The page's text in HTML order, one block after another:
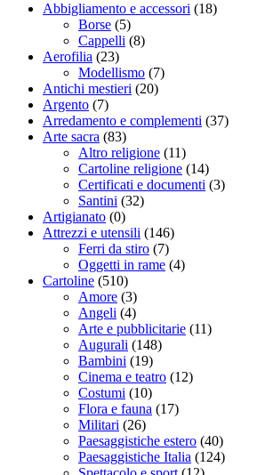
Abbigliamento e accessori (18)
Borse (5)
Cappelli (8)
Aerofilia (23)
Modellismo (7)
Antichi mestieri (20)
Argento (7)
Arredamento e complementi (37)
Arte sacra (83)
Altro religione (11)
Cartoline religione (14)
Certificati e documenti (3)
Santini (32)
Artigianato (0)
Attrezzi e utensili (146)
Ferri da stiro (7)
Oggetti in rame (4)
Cartoline (510)
Amore (3)
Angeli (4)
Arte e pubblicitarie (11)
Augurali (148)
Bambini (19)
Cinema e teatro (12)
Costumi (10)
Flora e fauna (17)
Militari (26)
Paesaggistiche estero (40)
Paesaggistiche Italia (124)